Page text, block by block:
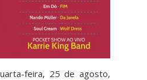
feira, 25 de agosto,